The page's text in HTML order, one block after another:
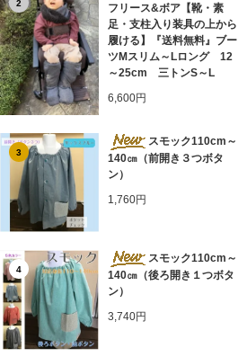
2
フリース&ボア【靴・素
足・支柱入り装具の上から
履ける】『送料無料』ブー
ツMスリム～Lロング 12
～25cm 三トンS～L
6,600円
3
スモック110cm～
140㎝（前開き３つボタ
ン）
1,760円
4
スモック110cm～
140㎝（後ろ開き１つボタ
ン）
3,740円